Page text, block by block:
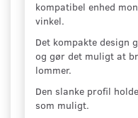
kompatibel enhed
vinkel.
Det kompakte design
og gør det muligt at
lommer.
Den slanke profil
som muligt.